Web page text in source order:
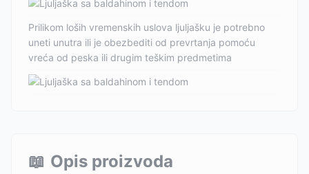
Prilikom loših vremenskih uslova ljuljašku je potrebno
uneti unutra ili je obezbediti od prevrtanja pomoću
vreća od peska ili drugim teškim predmetima
📖 Opis proizvoda